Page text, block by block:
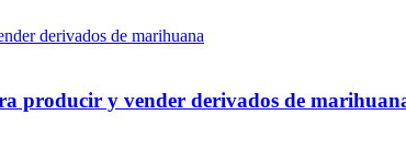
producir y vender derivados de